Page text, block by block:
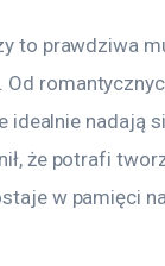
to prawdziwa
idealnie nadają
że potrafi
w pamięci na